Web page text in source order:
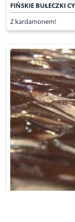
FIŃSKIE BUŁECZKI
Z kardamonem!